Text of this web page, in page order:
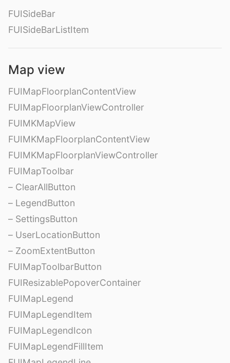
FUISideBar
FUISideBarListItem
Map view
FUIMapFloorplanContentView
FUIMapFloorplanViewController
FUIMKMapView
FUIMKMapFloorplanContentView
FUIMKMapFloorplanViewController
FUIMapToolbar
– ClearAllButton
– LegendButton
– SettingsButton
– UserLocationButton
– ZoomExtentButton
FUIMapToolbarButton
FUIResizablePopoverContainer
FUIMapLegend
FUIMapLegendItem
FUIMapLegendIcon
FUIMapLegendFillItem